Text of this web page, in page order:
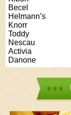
Becel
Helmann’s
Knorr
Toddy
Nescau
Activia
Danone